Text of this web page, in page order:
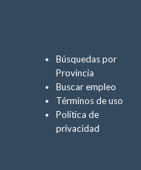
Búsquedas por
Provincia
Buscar empleo
Términos de uso
Política de
privacidad